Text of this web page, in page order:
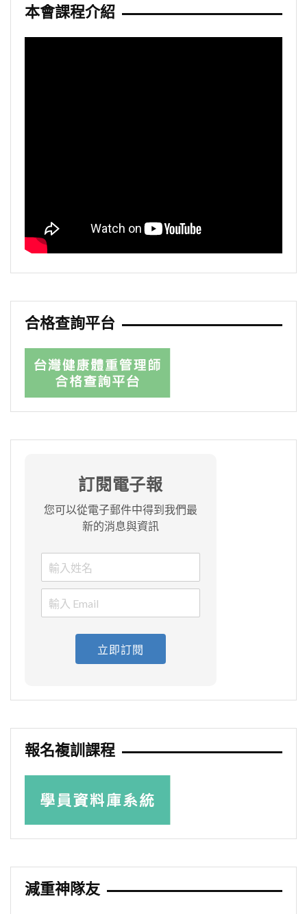
本會課程介紹
合格查詢平台
訂閱電子報
您可以從電子郵件中得到我們最
新的消息與資訊
立即訂閱
報名複訓課程
減重神隊友